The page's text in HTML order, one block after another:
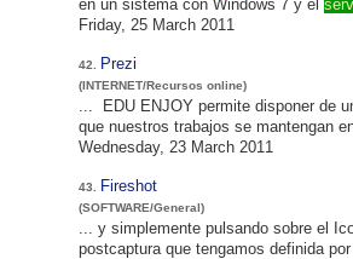
en un sistema con Windows 7 y el
Friday, 25 March 2011
42. Prezi
(INTERNET/Recursos online)
... EDU ENJOY permite disponer de
que nuestros trabajos se mantengan
Wednesday, 23 March 2011
43. Fireshot
(SOFTWARE/General)
... y simplemente pulsando sobre el Icono de captura. Se tomará una captura de la
postcaptura que tengamos definida